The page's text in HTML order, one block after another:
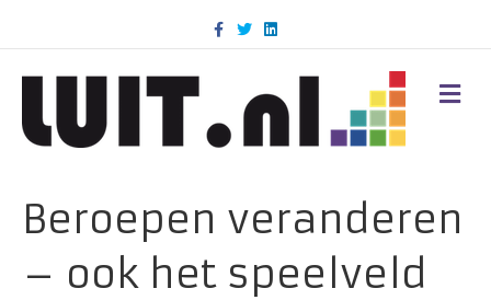
c
k
T
w
i
n
d
M
E
Beroepen veranderen
– ook het speelveld